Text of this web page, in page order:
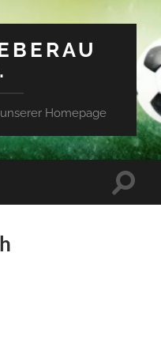
Homepage